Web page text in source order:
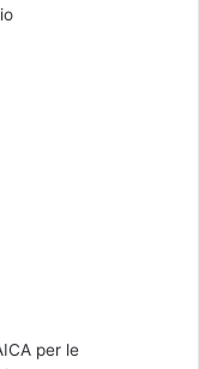
per le